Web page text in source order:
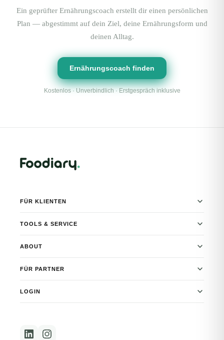
Ein geprüfter Ernährungscoach erstellt dir einen persönlichen
Plan — abgestimmt auf dein Ziel, deine Ernährungsform und
deinen Alltag.
Ernährungscoach finden
Kostenlos · Unverbindlich · Erstgespräch inklusive
FÜR KLIENTEN
TOOLS & SERVICE
ABOUT
FÜR PARTNER
LOGIN